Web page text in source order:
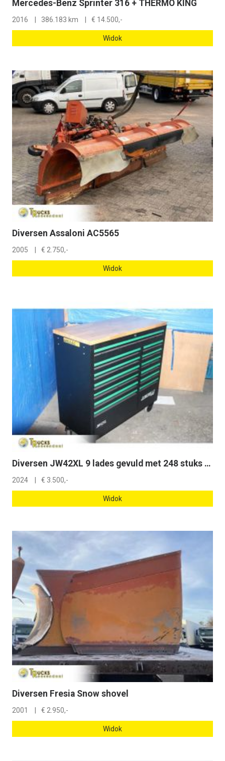
Mercedes-Benz Sprinter 316 + THERMO KING
2016 386.183 km € 14.500,-
Widok
Diversen Assaloni AC5565
2005 € 2.750,-
Widok
Diversen JW42XL 9 lades gevuld met 248 stuks gereedschap JUNGWILE JW42XL 9 lades gevuld met 248 stuks gereedschap
2024 € 3.500,-
Widok
Diversen Fresia Snow shovel
2001 € 2.950,-
Widok